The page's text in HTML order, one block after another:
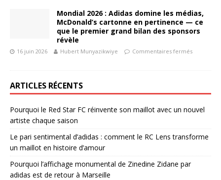
Mondial 2026 : Adidas domine les médias,
McDonald’s cartonne en pertinence — ce
que le premier grand bilan des sponsors
révèle
16 juin 2026 Hubert Munyazikwiye Commentaires fermés
ARTICLES RÉCENTS
Pourquoi le Red Star FC réinvente son maillot avec un nouvel
artiste chaque saison
Le pari sentimental d’adidas : comment le RC Lens transforme
un maillot en histoire d’amour
Pourquoi l’affichage monumental de Zinedine Zidane par
adidas est de retour à Marseille